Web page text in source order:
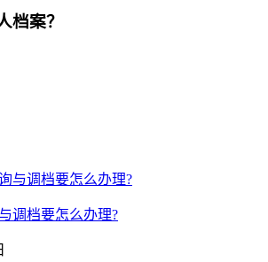
档案？
调档要怎么办理?